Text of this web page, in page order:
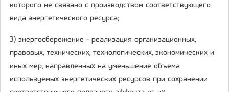
которого не связано с производством соответствующего
вида энергетического ресурса;
3) энергосбережение - реализация организационных,
правовых, технических, технологических, экономических и
иных мер, направленных на уменьшение объема
используемых энергетических ресурсов при сохранении